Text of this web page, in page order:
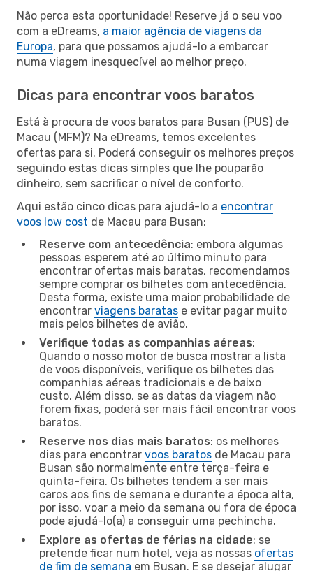
Não perca esta oportunidade! Reserve já o seu voo
com a eDreams, a maior agência de viagens da
Europa, para que possamos ajudá-lo a embarcar
numa viagem inesquecível ao melhor preço.
Dicas para encontrar voos baratos
Está à procura de voos baratos para Busan (PUS) de
Macau (MFM)? Na eDreams, temos excelentes
ofertas para si. Poderá conseguir os melhores preços
seguindo estas dicas simples que lhe pouparão
dinheiro, sem sacrificar o nível de conforto.
Aqui estão cinco dicas para ajudá-lo a encontrar
voos low cost de Macau para Busan:
Reserve com antecedência: embora algumas
pessoas esperem até ao último minuto para
encontrar ofertas mais baratas, recomendamos
sempre comprar os bilhetes com antecedência.
Desta forma, existe uma maior probabilidade de
encontrar viagens baratas e evitar pagar muito
mais pelos bilhetes de avião.
Verifique todas as companhias aéreas:
Quando o nosso motor de busca mostrar a lista
de voos disponíveis, verifique os bilhetes das
companhias aéreas tradicionais e de baixo
custo. Além disso, se as datas da viagem não
forem fixas, poderá ser mais fácil encontrar voos
baratos.
Reserve nos dias mais baratos: os melhores
dias para encontrar voos baratos de Macau para
Busan são normalmente entre terça-feira e
quinta-feira. Os bilhetes tendem a ser mais
caros aos fins de semana e durante a época alta,
por isso, voar a meio da semana ou fora de época
pode ajudá-lo(a) a conseguir uma pechincha.
Explore as ofertas de férias na cidade: se
pretende ficar num hotel, veja as nossas ofertas
de fim de semana em Busan. E se desejar alugar